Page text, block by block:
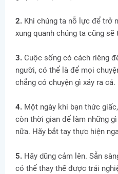
2. Khi chúng ta nỗ lực để trở
xung quanh chúng ta cũng
3. Cuộc sống có cách riêng
người, có thể là để mọi
chẳng có chuyện gì xảy ra cả.
4. Một ngày khi bạn thức
còn thời gian để làm những
nữa. Hãy bắt tay thực hiện
5. Hãy dũng cảm lên. Sẵn
có thể thay thế được trải